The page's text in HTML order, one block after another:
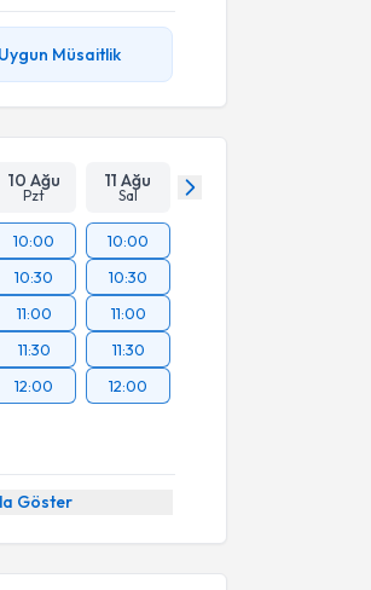
Uygun Müsaitlik
10 Ağu
Pzt
11 Ağu
Sal
10:00
10:30
11:00
11:30
12:00
10:00
10:30
11:00
11:30
12:00
Göster